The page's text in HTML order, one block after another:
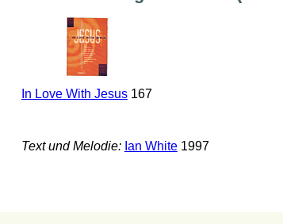
In Love With Jesus167
Text und Melodie: Ian White1997